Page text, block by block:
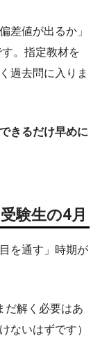
差値が出るか」
。指定教材を
過去問に入りま
きるだけ早めに
験生の4月
を通す」時期が
だ解く必要はあ
ないはずです）